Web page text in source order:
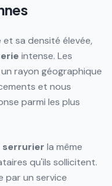
sa densité élevée,
intense. Les
rayon géographique
et nous
parmi les plus
serrurier la même
qu'ils sollicitent.
par un service